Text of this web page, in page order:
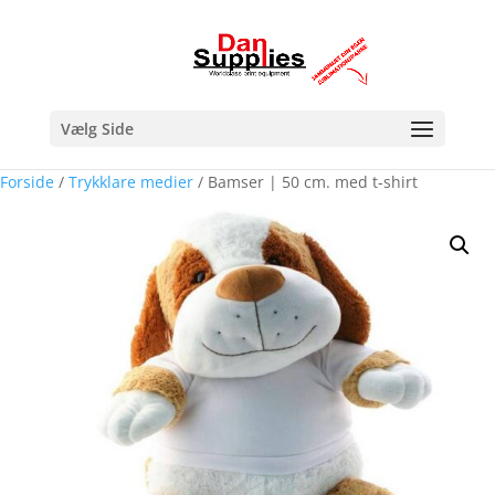
Vælg Side
Forside / Trykklare medier / Bamser | 50 cm. med t-shirt